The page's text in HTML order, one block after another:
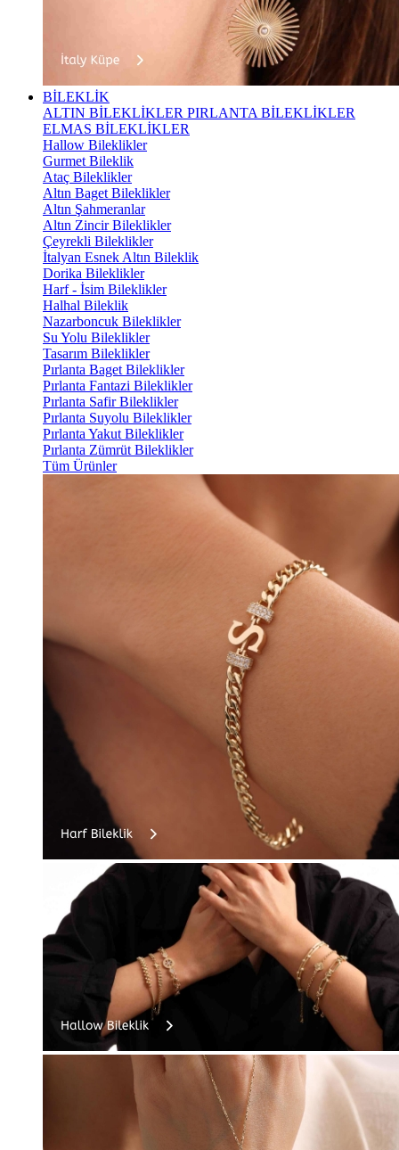
BİLEKLİK
ALTIN BİLEKLİKLER PIRLANTA BİLEKLİKLER
ELMAS BİLEKLİKLER
Hallow Bileklikler
Gurmet Bileklik
Ataç Bileklikler
Altın Baget Bileklikler
Altın Şahmeranlar
Altın Zincir Bileklikler
Çeyrekli Bileklikler
İtalyan Esnek Altın Bileklik
Dorika Bileklikler
Harf - İsim Bileklikler
Halhal Bileklik
Nazarboncuk Bileklikler
Su Yolu Bileklikler
Tasarım Bileklikler
Pırlanta Baget Bileklikler
Pırlanta Fantazi Bileklikler
Pırlanta Safir Bileklikler
Pırlanta Suyolu Bileklikler
Pırlanta Yakut Bileklikler
Pırlanta Zümrüt Bileklikler
Tüm Ürünler